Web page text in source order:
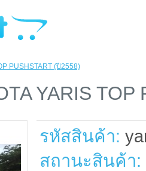
PUSHSTART (ปี2558)
YARIS TOP
รหัสสินค้า:
สถานะสินค้า: